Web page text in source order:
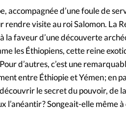
Mon
accompagnée d’une foule de
visite au roi Salomon. La
la faveur d’une découverte
les Éthiopiens, cette reine
d’autres, c’est une
entre Éthiopie et Yémen ; en
le secret du pouvoir, de
l’anéantir ? Songeait-elle même